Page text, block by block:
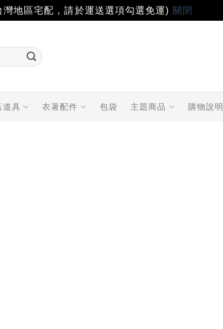
地區宅配，請於運送選項勾選免運) 關閉
道具 衣著配件 包袋 主題商品 購物說明